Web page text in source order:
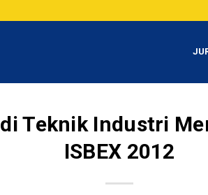
Teknik Industri
ISBEX 2012